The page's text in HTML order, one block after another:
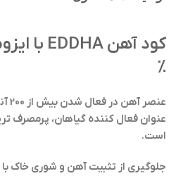
%
عنوان فعال کننده گیاهان، پرمصرف
است.
جلوگیری از تثبیت آهن و شوری خاک با